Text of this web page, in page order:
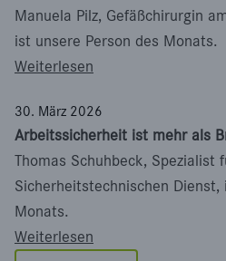
Manuela Pilz, Gefäßchirurgin
ist unsere Person des Monats.
Weiterlesen
30. März 2026
Arbeitssicherheit ist mehr als
Thomas Schuhbeck, Spezialist
Sicherheitstechnischen Dienst,
Monats.
Weiterlesen